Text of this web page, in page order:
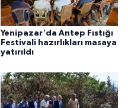
Yenipazar'da Antep Fıstığı
Festivali hazırlıkları masaya
yatırıldı